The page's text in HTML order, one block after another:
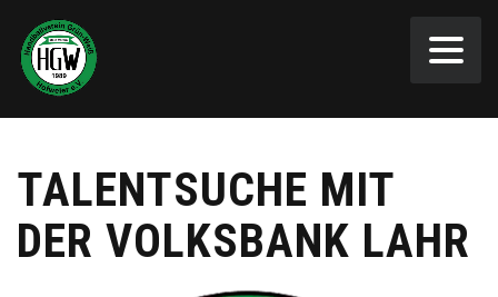
TALENTSUCHE MIT
DER VOLKSBANK LAHR